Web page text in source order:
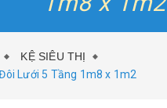
KỆ SIÊU THỊ
Lưới 5 Tầng 1m8 x 1m2